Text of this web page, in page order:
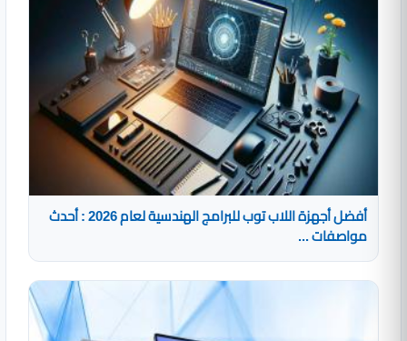
أفضل أجهزة اللاب توب للبرامج الهندسية لعام 2026 : أحدث
مواصفات ...